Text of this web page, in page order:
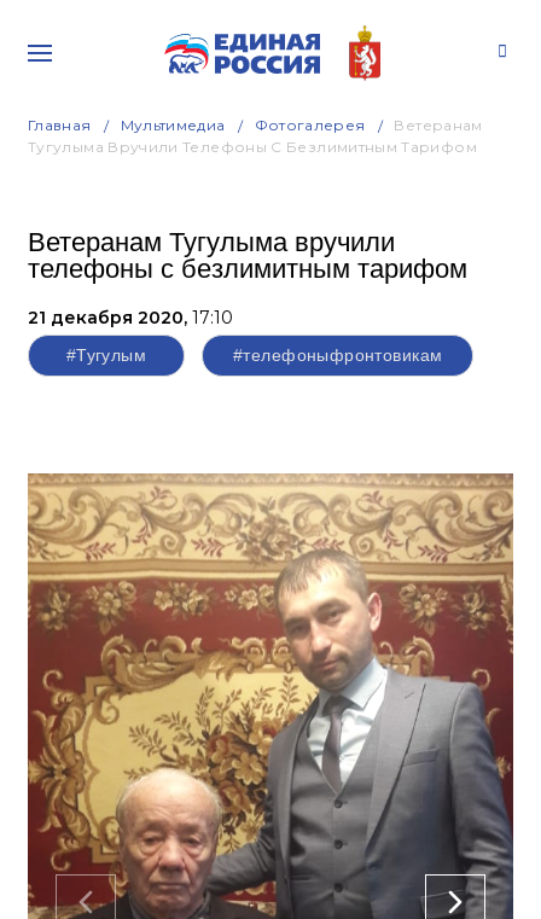
Главная Мультимедиа Фотогалерея
Ветеранам
Тугулыма Вручили Телефоны С Безлимитным Тарифом
Ветеранам Тугулыма вручили
телефоны с безлимитным тарифом
21 декабря 2020, 17:10
#Тугулым #телефоныфронтовикам